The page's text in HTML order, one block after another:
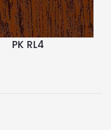
PK RL4